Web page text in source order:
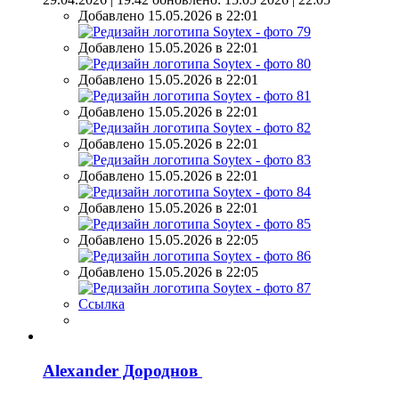
Добавлено 15.05.2026 в 22:01
Добавлено 15.05.2026 в 22:01
Добавлено 15.05.2026 в 22:01
Добавлено 15.05.2026 в 22:01
Добавлено 15.05.2026 в 22:01
Добавлено 15.05.2026 в 22:01
Добавлено 15.05.2026 в 22:01
Добавлено 15.05.2026 в 22:05
Добавлено 15.05.2026 в 22:05
Ссылка
Alexander Дороднов